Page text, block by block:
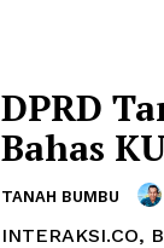
DPRD
Bahas
TANAH BUMBU
INTERAKSI.CO,